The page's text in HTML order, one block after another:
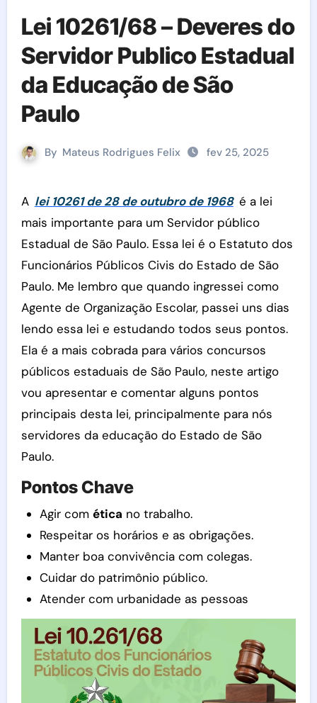
Lei 10261/68 – Deveres do
Servidor Publico Estadual
da Educação de São
Paulo
By Mateus Rodrigues Felix fev 25, 2025
A lei 10261 de 28 de outubro de 1968 é a lei
mais importante para um Servidor público
Estadual de São Paulo. Essa lei é o Estatuto dos
Funcionários Públicos Civis do Estado de São
Paulo. Me lembro que quando ingressei como
Agente de Organização Escolar, passei uns dias
lendo essa lei e estudando todos seus pontos.
Ela é a mais cobrada para vários concursos
públicos estaduais de São Paulo, neste artigo
vou apresentar e comentar alguns pontos
principais desta lei, principalmente para nós
servidores da educação do Estado de São
Paulo.
Pontos Chave
Agir com ética no trabalho.
Respeitar os horários e as obrigações.
Manter boa convivência com colegas.
Cuidar do patrimônio público.
Atender com urbanidade as pessoas